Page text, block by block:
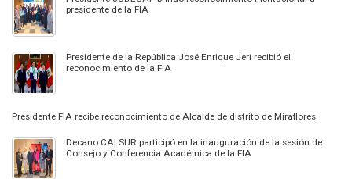
presidente de la FIA
Presidente de la República José Enrique Jerí recibió el
reconocimiento de la FIA
Presidente FIA recibe reconocimiento de Alcalde de distrito de Miraflores
Decano CALSUR participó en la inauguración de la sesión de
Consejo y Conferencia Académica de la FIA